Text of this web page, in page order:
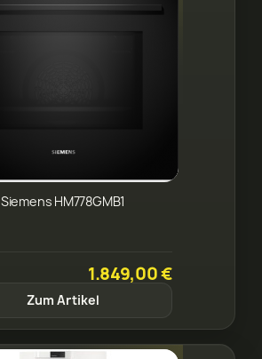
Siemens HM778GMB1
1.849,00 €
Zum Artikel